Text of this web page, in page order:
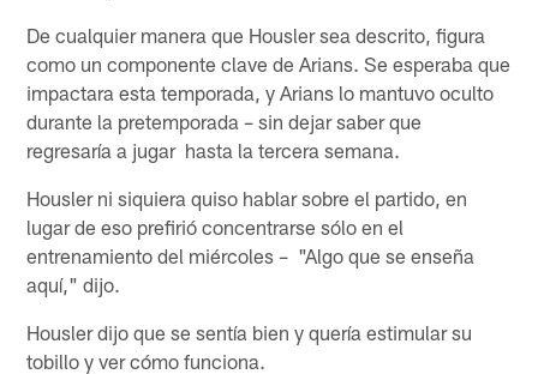
De cualquier manera que Housler sea descrito, figura
como un componente clave de Arians. Se esperaba que
impactara esta temporada, y Arians lo mantuvo oculto
durante la pretemporada – sin dejar saber que
regresaría a jugar hasta la tercera semana.
Housler ni siquiera quiso hablar sobre el partido, en
lugar de eso prefirió concentrarse sólo en el
entrenamiento del miércoles – "Algo que se enseña
aquí," dijo.
Housler dijo que se sentía bien y quería estimular su
tobillo y ver cómo funciona.